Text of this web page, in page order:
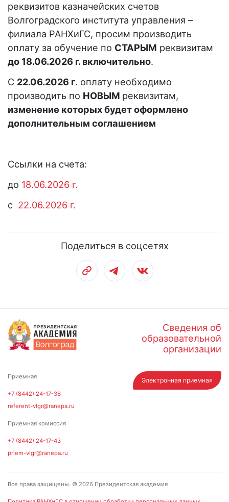
реквизитов казначейских счетов
Волгоградского института управления –
филиала РАНХиГС, просим производить
оплату за обучение по СТАРЫМ реквизитам
до 18.06.2026 г. включительно.
С 22.06.2026 г. оплату необходимо
производить по НОВЫМ реквизитам,
изменение которых будет оформлено
дополнительным соглашением
Ссылки на счета:
до 18.06.2026 г.
с 22.06.2026 г.
Поделиться в соцсетях
Сведения об
образовательной
организации
Приемная
+7 (8442) 24-17-36
referent-vlgr@ranepa.ru
Приемная комиссия
+7 (8442) 24-17-43
priem-vlgr@ranepa.ru
Электронная приемная
Все права защищены. © 2026 Президентская академия